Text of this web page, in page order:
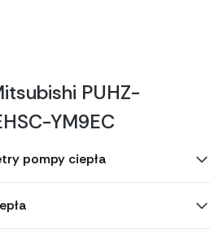
PUHZ-
YM9EC
pompy ciepła